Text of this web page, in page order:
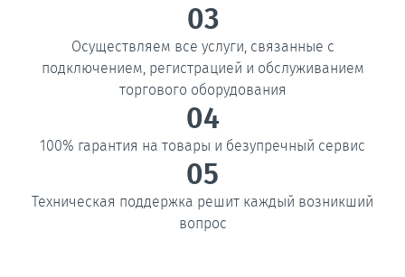
03
Осуществляем все услуги, связанные с
подключением, регистрацией и обслуживанием
торгового оборудования
04
100% гарантия на товары и безупречный сервис
05
Техническая поддержка решит каждый возникший
вопрос